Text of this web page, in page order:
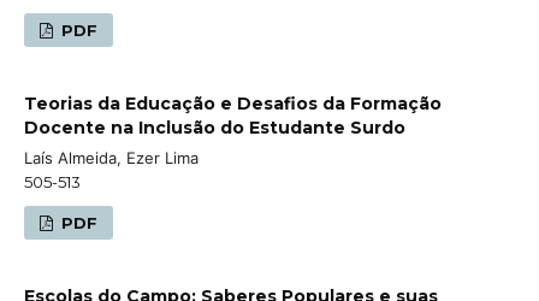
PDF
Teorias da Educação e Desafios da Formação
Docente na Inclusão do Estudante Surdo
Laís Almeida, Ezer Lima
505-513
PDF
Escolas do Campo: Saberes Populares e suas